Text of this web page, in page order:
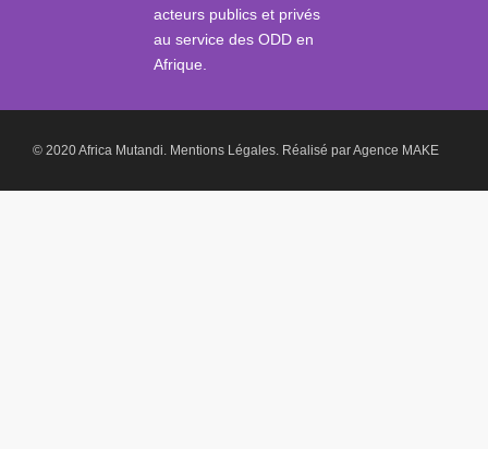
acteurs publics et privés
au service des ODD en
Afrique.
© 2020 Africa Mutandi. Mentions Légales. Réalisé parAgence MAKE